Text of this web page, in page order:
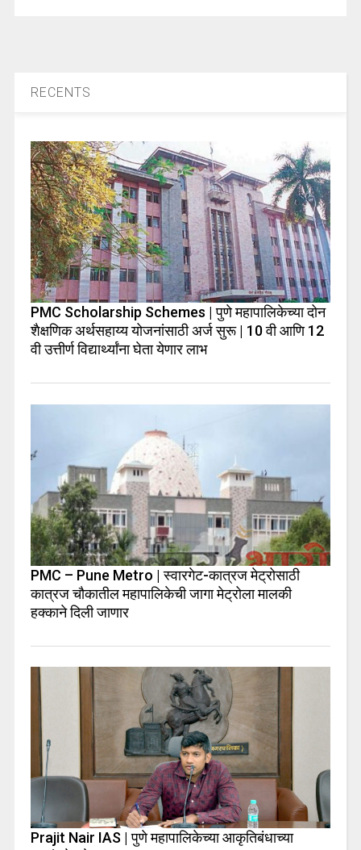
RECENTS
PMC Scholarship Schemes | पुणे महापालिकेच्या दोन
शैक्षणिक अर्थसहाय्य योजनांसाठी अर्ज सुरू | 10 वी आणि 12
वी उत्तीर्ण विद्यार्थ्यांना घेता येणार लाभ
PMC – Pune Metro | स्वारगेट-कात्रज मेट्रोसाठी
कात्रज चौकातील महापालिकेची जागा मेट्रोला मालकी
हक्काने दिली जाणार
Prajit Nair IAS | पुणे महापालिकेच्या आकृतिबंधाच्या